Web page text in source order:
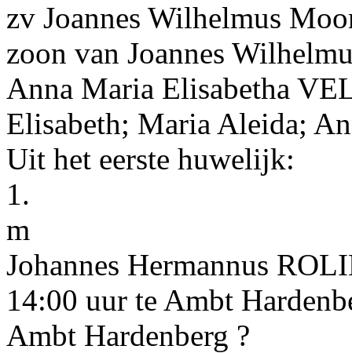
zv Joannes Wilhelmus
zoon van Joannes
Anna Maria Elisabetha
Elisabeth; Maria Aleida;
Uit het eerste huwelijk:
1.
m
Johannes Hermannus
14:00 uur te Ambt
Ambt Hardenberg ?